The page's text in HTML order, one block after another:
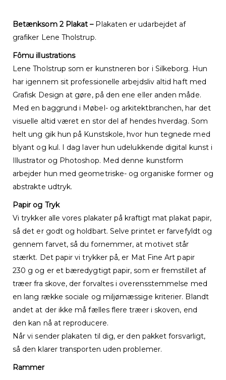
Betænksom 2 Plakat –Plakaten er udarbejdet af
grafiker Lene Tholstrup.
Fômu illustrations
Lene Tholstrup som er kunstneren bor i Silkeborg. Hun
har igennem sit professionelle arbejdsliv altid haft med
Grafisk Design at gøre, på den ene eller anden måde.
Med en baggrund i Møbel- og arkitektbranchen, har det
visuelle altid været en stor del af hendes hverdag. Som
helt ung gik hun på Kunstskole, hvor hun tegnede med
blyant og kul. I dag laver hun udelukkende digital kunst i
Illustrator og Photoshop. Med denne kunstform
arbejder hun med geometriske- og organiske former og
abstrakte udtryk.
Papir og Tryk
Vi trykker alle vores plakater på kraftigt mat plakat papir,
så det er godt og holdbart. Selve printet er farvefyldt og
gennem farvet, så du fornemmer, at motivet står
stærkt. Det papir vi trykker på, er Mat Fine Art papir
230 g og er et bæredygtigt papir, som er fremstillet af
træer fra skove, der forvaltes i overensstemmelse med
en lang række sociale og miljømæssige kriterier. Blandt
andet at der ikke må fælles flere træer i skoven, end
den kan nå at reproducere.
Når vi sender plakaten til dig, er den pakket forsvarligt,
så den klarer transporten uden problemer.
Rammer